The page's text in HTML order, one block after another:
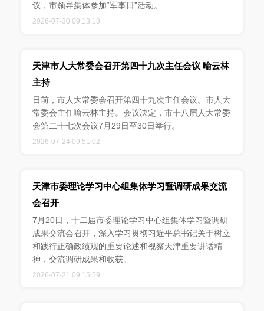
议，市领导集体参加“军事日”活动。
2026-07-30 09:13:18
天津市人大常委会召开第四十九次主任会议 喻云林
主持
日前，市人大常委会召开第四十九次主任会议。市人大
常委会主任喻云林主持。会议决定，市十八届人大常委
会第二十七次会议7月29日至30日举行。
2026-07-24 09:51:02
天津市委理论学习中心组集体学习暨调研成果交流
会召开
7月20日，十二届市委理论学习中心组集体学习暨调研
成果交流会召开，深入学习贯彻习近平总书记关于树立
和践行正确政绩观的重要论述和视察天津重要讲话精
神，交流调研成果和收获。
2026-07-21 09:15:59